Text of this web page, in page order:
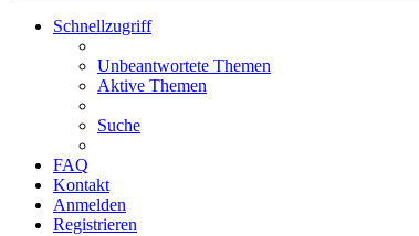
Schnellzugriff
Unbeantwortete Themen
Aktive Themen
Suche
FAQ
Kontakt
Anmelden
Registrieren